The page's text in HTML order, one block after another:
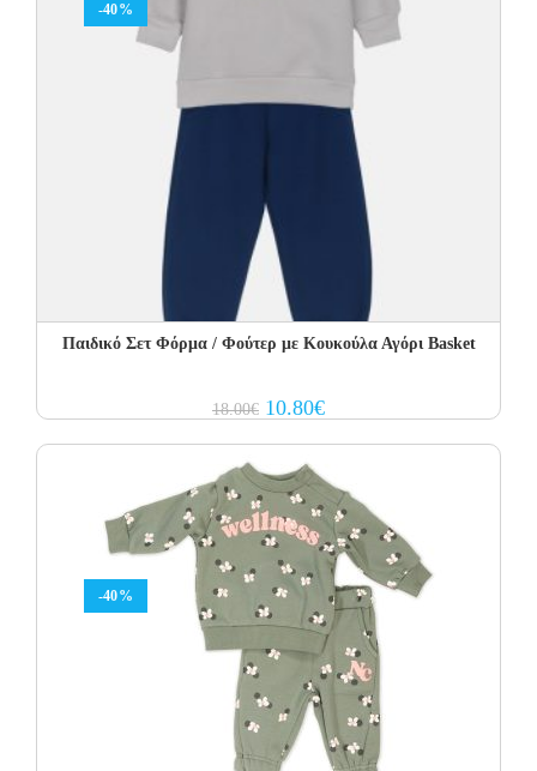
-40%
Παιδικό Σετ Φόρμα / Φούτερ με Κουκούλα Αγόρι Basket
18.00€ Original
price
10.80€Current
price
-40%